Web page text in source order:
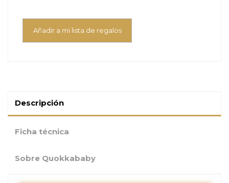
Añadir a mi lista de regalos
Descripción
Ficha técnica
Sobre Quokkababy